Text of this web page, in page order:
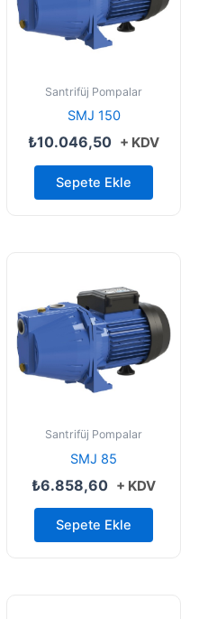
Santrifüj Pompalar
SMJ 150
₺10.046,50 + KDV
Sepete Ekle
Santrifüj Pompalar
SMJ 85
₺6.858,60 + KDV
Sepete Ekle